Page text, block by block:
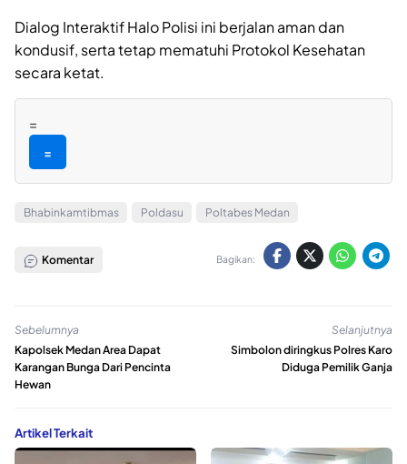
Dialog Interaktif Halo Polisi ini berjalan aman dan
kondusif, serta tetap mematuhi Protokol Kesehatan
secara ketat.
=
=
Bhabinkamtibmas Poldasu Poltabes Medan
Komentar Bagikan:
Sebelumnya
Kapolsek Medan Area Dapat
Karangan Bunga Dari Pencinta
Hewan
Selanjutnya
Simbolon diringkus Polres Karo
Diduga Pemilik Ganja
Artikel Terkait